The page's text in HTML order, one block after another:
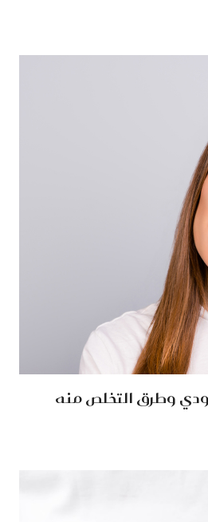
وطرق التخلص منه